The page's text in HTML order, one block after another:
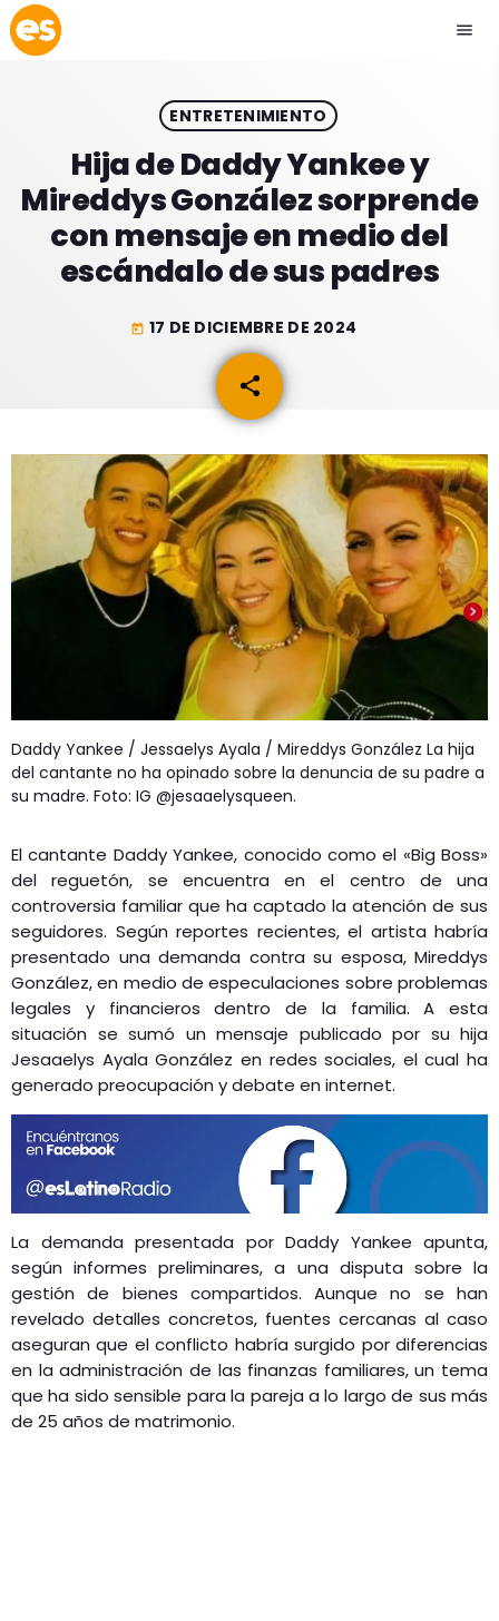
menu
EMISIÓN LA PAZ
play_arrow EMISIÓN COCHABAMBA
ESLATINO NEWS
ESPECTÁCULOS
GEEKERS
MÚSICA
ENTRETENIMIENTO
INICIO
RADIO SPLENDID
CONTACTO
ENTRETENIMIENTO
Hija de Daddy Yankee y
Mireddys González sorprende
con mensaje en medio del
escándalo de sus padres
today 17 DE DICIEMBRE DE 2024
share
email
Daddy Yankee / Jessaelys Ayala / Mireddys González La hija
del cantante no ha opinado sobre la denuncia de su padre a
su madre. Foto: IG @jesaaelysqueen.
El cantante Daddy Yankee, conocido como el «Big Boss»
del reguetón, se encuentra en el centro de una
controversia familiar que ha captado la atención de sus
seguidores. Según reportes recientes, el artista habría
presentado una demanda contra su esposa, Mireddys
González, en medio de especulaciones sobre problemas
legales y financieros dentro de la familia. A esta
situación se sumó un mensaje publicado por su hija
Jesaaelys Ayala González en redes sociales, el cual ha
generado preocupación y debate en internet.
La demanda presentada por Daddy Yankee apunta,
según informes preliminares, a una disputa sobre la
gestión de bienes compartidos. Aunque no se han
revelado detalles concretos, fuentes cercanas al caso
aseguran que el conflicto habría surgido por diferencias
en la administración de las finanzas familiares, un tema
que ha sido sensible para la pareja a lo largo de sus más
de 25 años de matrimonio.